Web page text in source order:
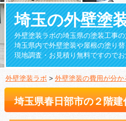
埼玉の外壁塗
外壁塗装ラボの埼玉県の塗装工事
埼玉県内で外壁塗装や屋根の塗り
現地調査・お見積り無料ですので
外壁塗装ラボ > 外壁塗装の費用が分
埼玉県春日部市の２階